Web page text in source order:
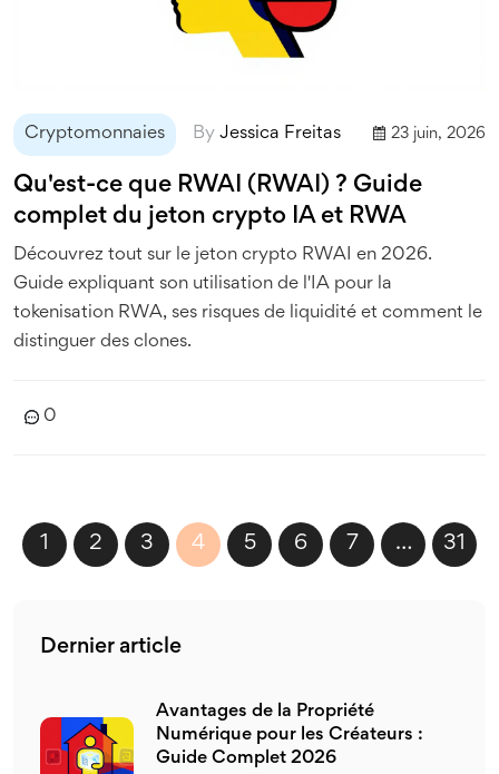
Cryptomonnaies By Jessica Freitas 23 juin, 2026
Qu'est-ce que RWAI (RWAI) ? Guide
complet du jeton crypto IA et RWA
Découvrez tout sur le jeton crypto RWAI en 2026.
Guide expliquant son utilisation de l'IA pour la
tokenisation RWA, ses risques de liquidité et comment le
distinguer des clones.
0
1 2 3 4 5 6 7 … 31
Dernier article
Avantages de la Propriété
Numérique pour les Créateurs :
Guide Complet 2026